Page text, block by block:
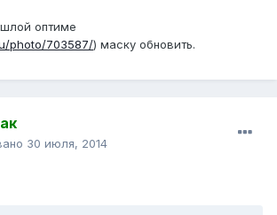
оптиме
photo/703587/) маску обновить.
30 июля, 2014